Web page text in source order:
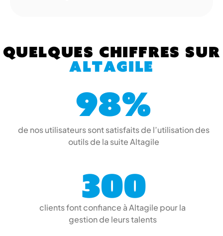
Quelques chiffres sur
Altagile
98%
de nos utilisateurs sont satisfaits de l’utilisation des
outils de la suite Altagile
300
clients font confiance à Altagile pour la
gestion de leurs talents